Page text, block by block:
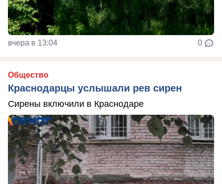
вчера в 13:04 0
Общество
Краснодарцы услышали рев сирен
Сирены включили в Краснодаре